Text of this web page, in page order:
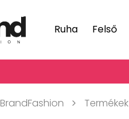
Ruha Felső
BrandFashion Termékek